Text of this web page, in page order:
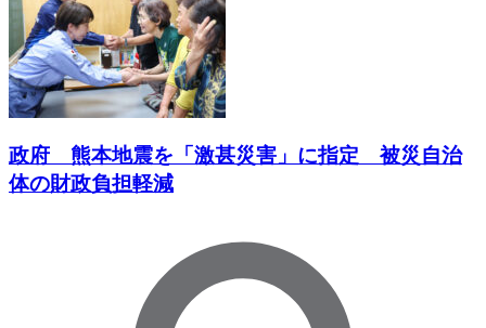
政府 熊本地震を「激甚災害」に指定 被災自治
体の財政負担軽減